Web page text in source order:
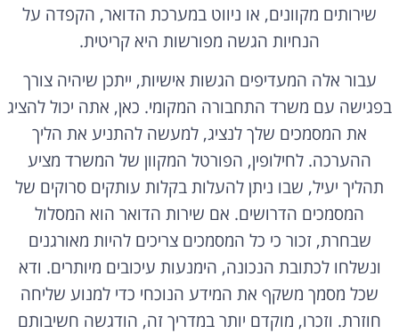
שירותים מקוונים, או ניווט במערכת הדואר, הקפדה על
הנחיות הגשה מפורשות היא קריטית.
עבור אלה המעדיפים הגשות אישיות, ייתכן שיהיה צורך
בפגישה עם משרד התחבורה המקומי. כאן, אתה יכול להציג
את המסמכים שלך לנציג, למעשה להתניע את הליך
ההערכה. לחילופין, הפורטל המקוון של המשרד מציע
תהליך יעיל, שבו ניתן להעלות בקלות עותקים סרוקים של
המסמכים הדרושים. אם שירות הדואר הוא המסלול
שבחרת, זכור כי כל המסמכים צריכים להיות מאורגנים
ונשלחו לכתובת הנכונה, הימנעות עיכובים מיותרים. ודא
שכל מסמך משקף את המידע הנוכחי כדי למנוע שליחה
חוזרת. וזכרו, מוקדם יותר במדריך זה, הודגשה חשיבותם